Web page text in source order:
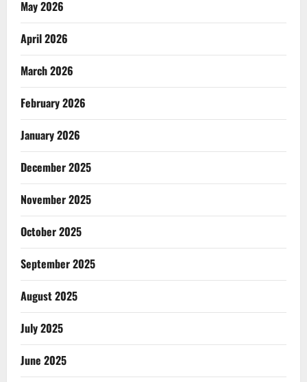
May 2026
April 2026
March 2026
February 2026
January 2026
December 2025
November 2025
October 2025
September 2025
August 2025
July 2025
June 2025